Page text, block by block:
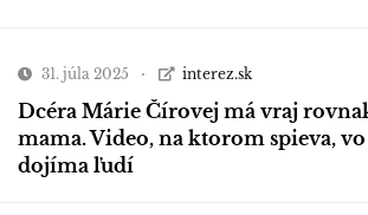
31. júla 2025 interez.sk
Dcéra Márie Čírovej má vraj
mama. Video, na ktorom spieva,
dojíma ľudí